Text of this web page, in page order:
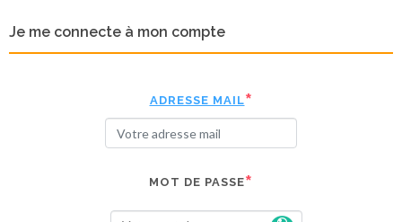
Je me connecte à mon compte
ADRESSE MAIL
MOT DE PASSE